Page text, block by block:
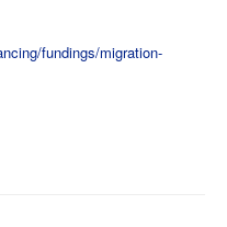
fundings/migration-